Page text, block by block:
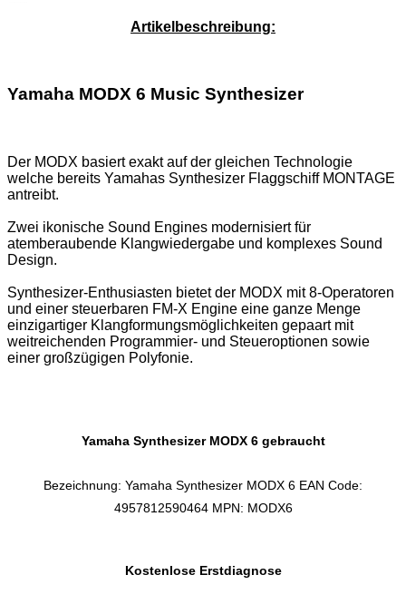
Artikelbeschreibung:
Yamaha MODX 6 Music Synthesizer
Der MODX basiert exakt auf der gleichen Technologie
welche bereits Yamahas Synthesizer Flaggschiff MONTAGE
antreibt.
Zwei ikonische Sound Engines modernisiert für
atemberaubende Klangwiedergabe und komplexes Sound
Design.
Synthesizer-Enthusiasten bietet der MODX mit 8-Operatoren
und einer steuerbaren FM-X Engine eine ganze Menge
einzigartiger Klangformungsmöglichkeiten gepaart mit
weitreichenden Programmier- und Steueroptionen sowie
einer großzügigen Polyfonie.
Yamaha Synthesizer MODX 6 gebraucht
Bezeichnung: Yamaha Synthesizer MODX 6 EAN Code:
4957812590464 MPN: MODX6
Kostenlose Erstdiagnose